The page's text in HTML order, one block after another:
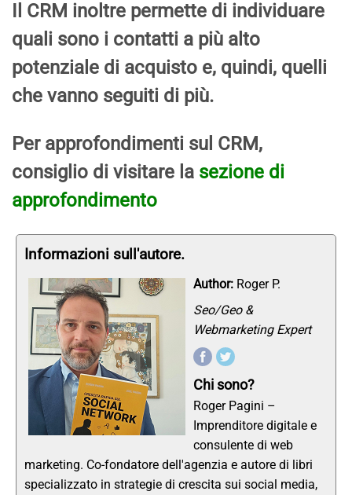
Il CRM inoltre permette di individuare
quali sono i contatti a più alto
potenziale di acquisto e, quindi, quelli
che vanno seguiti di più.
Per approfondimenti sul CRM,
consiglio di visitare la sezione di
approfondimento
Informazioni sull'autore.
Author: Roger P.
Seo/Geo &
Webmarketing Expert
Chi sono?
Roger Pagini –
Imprenditore digitale e
consulente di web
marketing. Co-fondatore dell'agenzia e autore di libri
specializzato in strategie di crescita sui social media,